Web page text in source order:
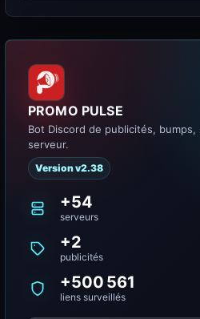
PROMO PULSE
Bot Discord de publicités,
serveur.
Version v2.38
+54
serveurs
+2
publicités
+500 561
liens surveillés